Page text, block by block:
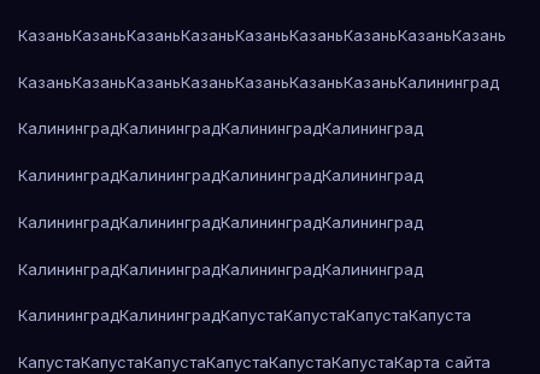
КазаньКазаньКазаньКазаньКазаньКазаньКазаньКазаньКазань
КазаньКазаньКазаньКазаньКазаньКазаньКазаньКалининград
КалининградКалининградКалининградКалининград
КалининградКалининградКалининградКалининград
КалининградКалининградКалининградКалининград
КалининградКалининградКалининградКалининград
КалининградКалининградКапустаКапустаКапустаКапуста
КапустаКапустаКапустаКапустаКапустаКапустаКарта сайта